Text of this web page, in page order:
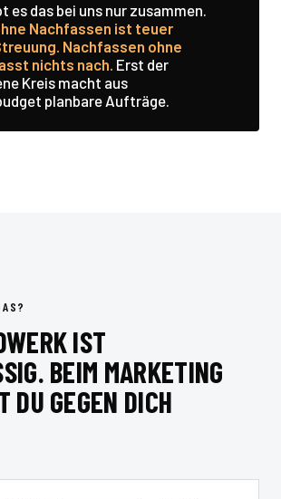
es das bei uns nur zusammen.
Nachfassen ist teuer
Nachfassen ohne
nichts nach. Erst der
Kreis macht aus
planbare Aufträge.
IST
BEIM MARKETING
DU GEGEN DICH